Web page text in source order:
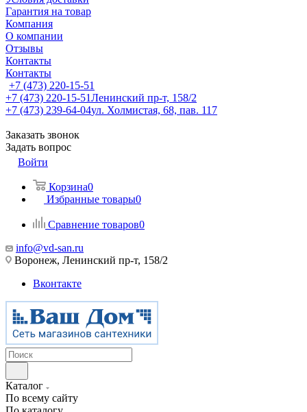
Гарантия на товар
Компания
О компании
Отзывы
Контакты
Контакты
+7 (473) 220-15-51
+7 (473) 220-15-51Ленинский пр-т, 158/2
+7 (473) 239-64-04ул. Холмистая, 68, пав. 117
Заказать звонок
Задать вопрос
Войти
Корзина0
Избранные товары0
Сравнение товаров0
info@vd-san.ru
Воронеж, Ленинский пр-т, 158/2
Вконтакте
Каталог
По всему сайту